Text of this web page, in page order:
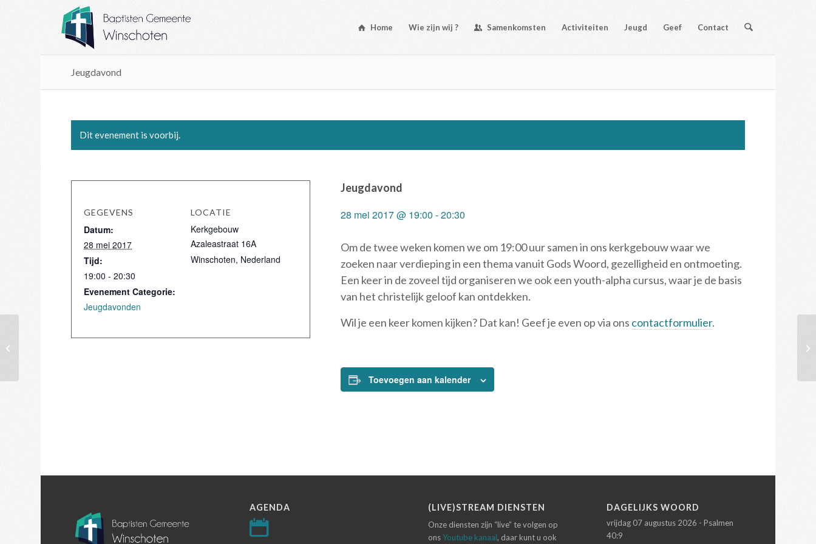
Home Wie zijn wij ? Samenkomsten Activiteiten Jeugd Geef Contact
Jeugdavond
Dit evenement is voorbij.
Jeugdavond
28 mei 2017 @ 19:00 -20:30
Om de twee weken komen we om 19:00 uur samen in ons kerkgebouw waar we
zoeken naar verdieping in een thema vanuit Gods Woord, gezelligheid en ontmoeting.
Een keer in de zoveel tijd organiseren we ook een youth-alpha cursus, waar je de basis
van het christelijk geloof kan ontdekken.
Wil je een keer komen kijken? Dat kan! Geef je even op via ons contactformulier.
Toevoegen aan kalender
GEGEVENS
Datum:
28 mei 2017
Tijd:
19:00 - 20:30
Evenement Categorie:
Jeugdavonden
LOCATIE
Kerkgebouw
Azaleastraat 16A
Winschoten, Nederland
AGENDA (LIVE)STREAM DIENSTEN
Onze diensten zijn “live” te volgen op
onsYoutube kanaal, daar kunt u ook
DAGELIJKS WOORD
vrijdag 07 augustus 2026 - Psalmen
40:9